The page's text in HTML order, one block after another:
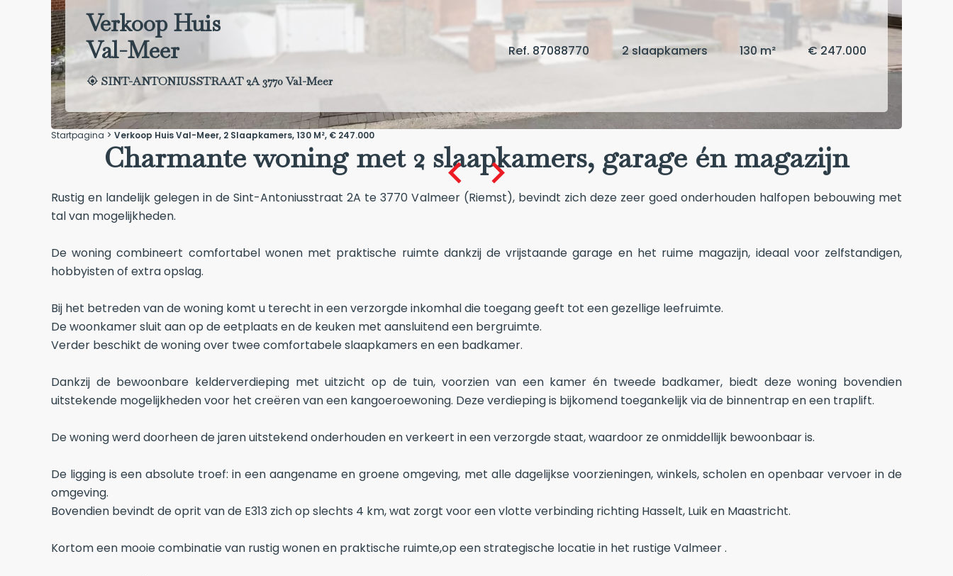
Verkoop Huis
Val-Meer
SINT-ANTONIUSSTRAAT 2A 3770 Val-Meer
Ref. 87088770 2 slaapkamers 130 m² € 247.000
Startpagina Verkoop Huis Val-Meer, 2 Slaapkamers, 130 M², € 247.000
Charmante woning met 2 slaapkamers, garage én magazijn
Rustig en landelijk gelegen in de Sint-Antoniusstraat 2A te 3770 Valmeer (Riemst), bevindt zich deze zeer goed onderhouden halfopen bebouwing met
tal van mogelijkheden.
De woning combineert comfortabel wonen met praktische ruimte dankzij de vrijstaande garage en het ruime magazijn, ideaal voor zelfstandigen,
hobbyisten of extra opslag.
Bij het betreden van de woning komt u terecht in een verzorgde inkomhal die toegang geeft tot een gezellige leefruimte.
De woonkamer sluit aan op de eetplaats en de keuken met aansluitend een bergruimte.
Verder beschikt de woning over twee comfortabele slaapkamers en een badkamer.
Dankzij de bewoonbare kelderverdieping met uitzicht op de tuin, voorzien van een kamer én tweede badkamer, biedt deze woning bovendien
uitstekende mogelijkheden voor het creëren van een kangoeroewoning. Deze verdieping is bijkomend toegankelijk via de binnentrap en een traplift.
De woning werd doorheen de jaren uitstekend onderhouden en verkeert in een verzorgde staat, waardoor ze onmiddellijk bewoonbaar is.
De ligging is een absolute troef: in een aangename en groene omgeving, met alle dagelijkse voorzieningen, winkels, scholen en openbaar vervoer in de
omgeving.
Bovendien bevindt de oprit van de E313 zich op slechts 4 km, wat zorgt voor een vlotte verbinding richting Hasselt, Luik en Maastricht.
Kortom een mooie combinatie van rustig wonen en praktische ruimte,op een strategische locatie in het rustige Valmeer .